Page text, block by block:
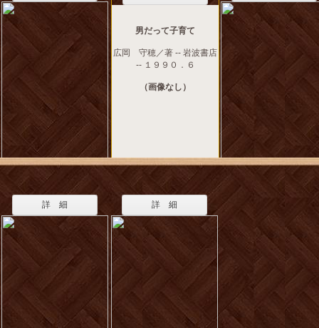
男だって子育て
広岡 守穂／著 -- 岩波書店
-- １９９０．６
（画像なし）
詳 細 詳 細